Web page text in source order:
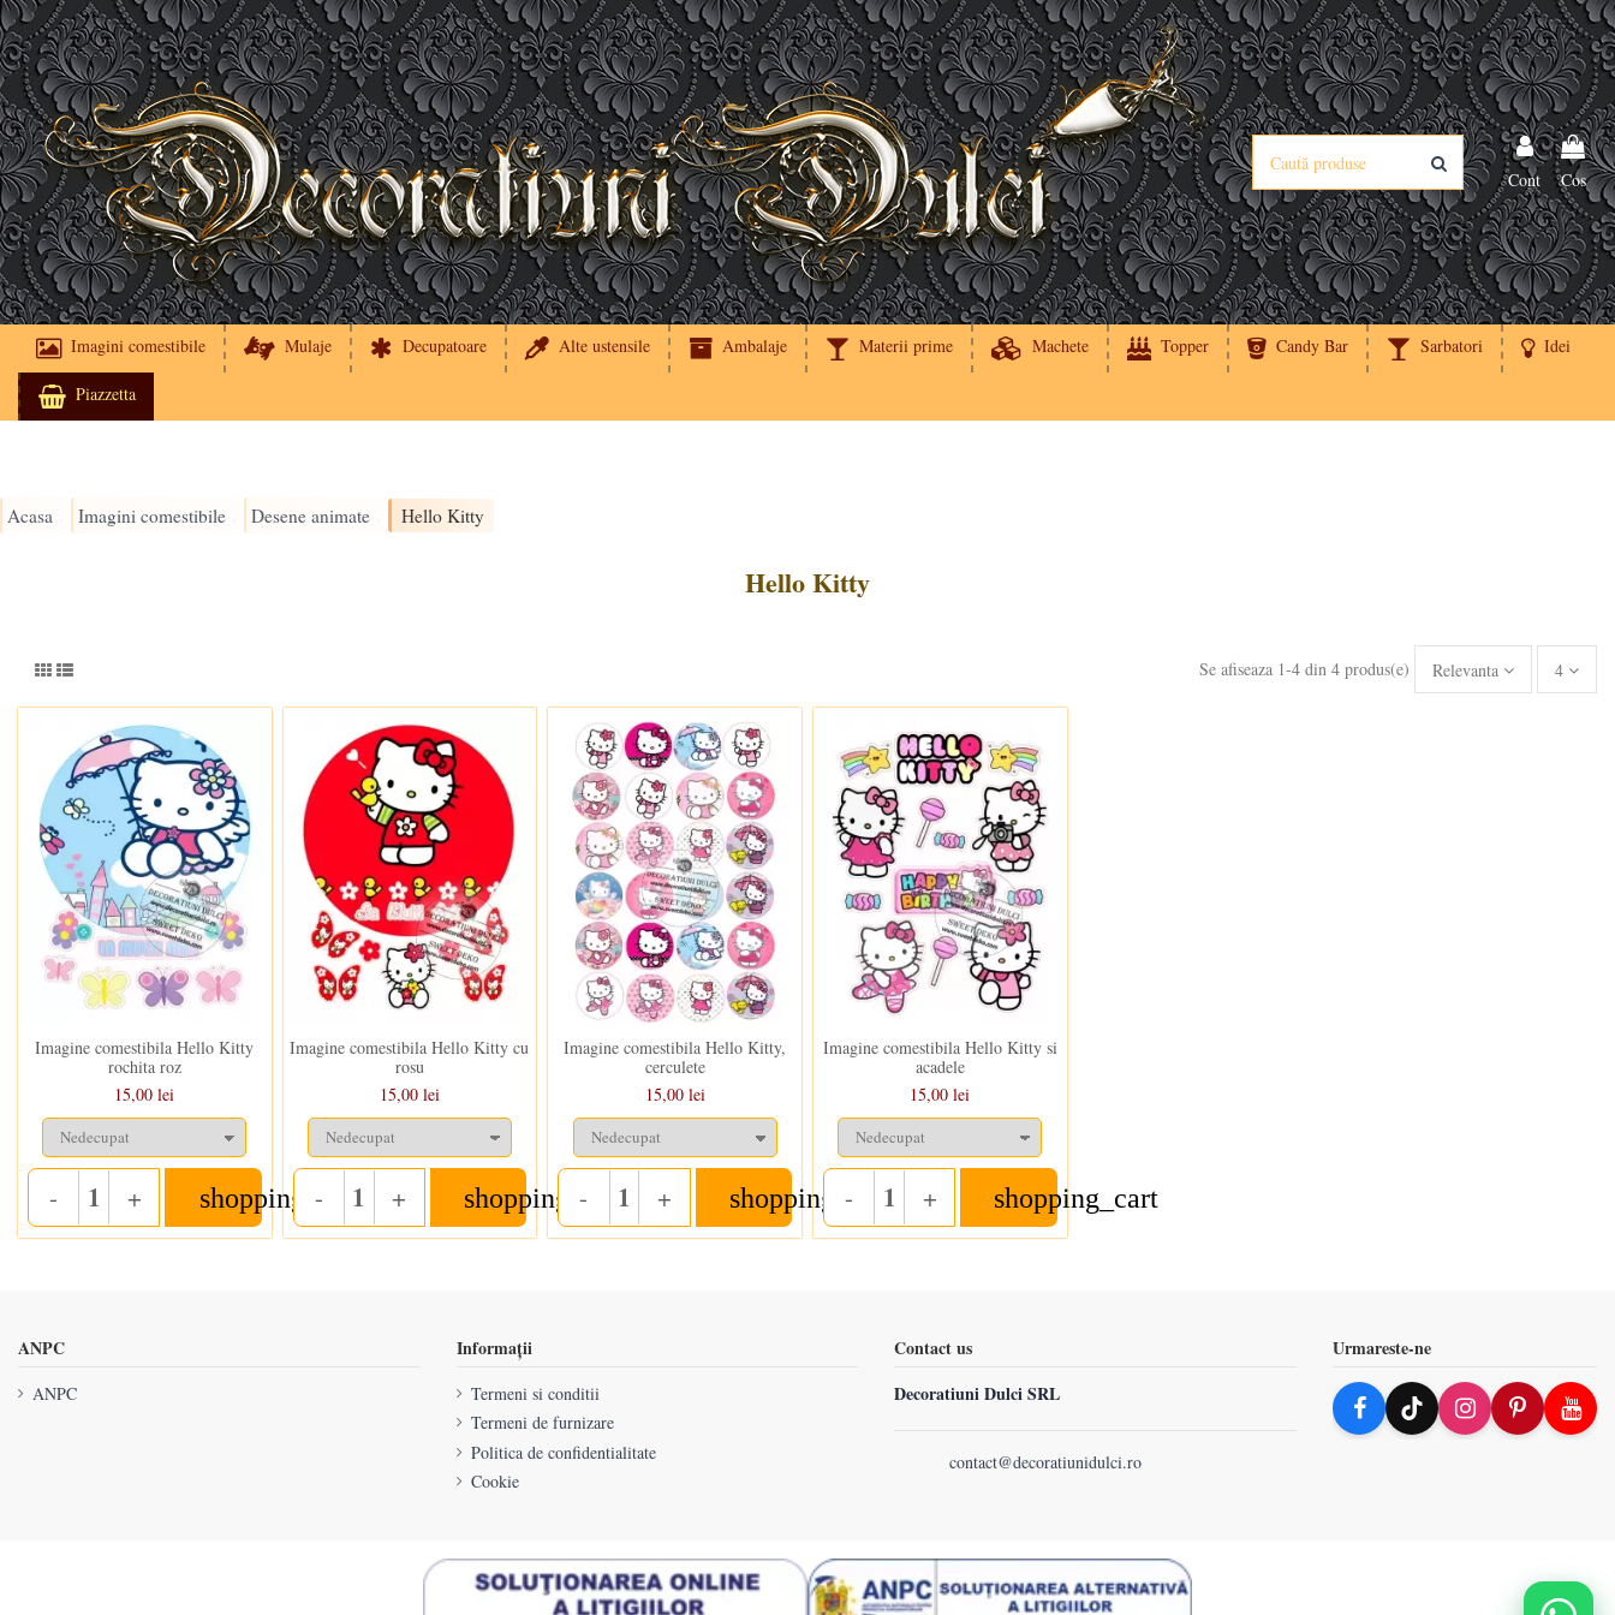
Cont Cos
Imagini comestibile Mulaje Decupatoare Alte ustensile Ambalaje Materii prime Machete Topper Candy Bar Sarbatori Idei
Piazzetta
Acasa Imagini comestibile Desene animate Hello Kitty
Hello Kitty
Se afiseaza 1-4 din 4 produs(e) Relevanta 4
In stoc
Imagine comestibila Hello Kitty
rochita roz
15,00 lei
- Quantity
+ shopping_cart
In stoc
Imagine comestibila Hello Kitty cu
rosu
15,00 lei
- Quantity
+ shopping_cart
In stoc
Imagine comestibila Hello Kitty,
cerculete
15,00 lei
- Quantity
+ shopping_cart
Imagine comestibila Hello Kitty si
acadele
15,00 lei
- Quantity
+ shopping_cart
ANPC
ANPC
Informații
Termeni si conditii
Termeni de furnizare
Politica de confidentialitate
Cookie
Contact us
Decoratiuni Dulci SRL
contact@decoratiunidulci.ro
Urmareste-ne